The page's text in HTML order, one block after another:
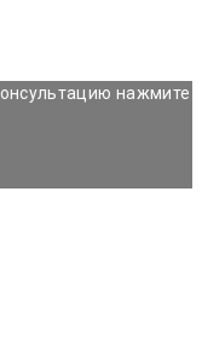
нажмите